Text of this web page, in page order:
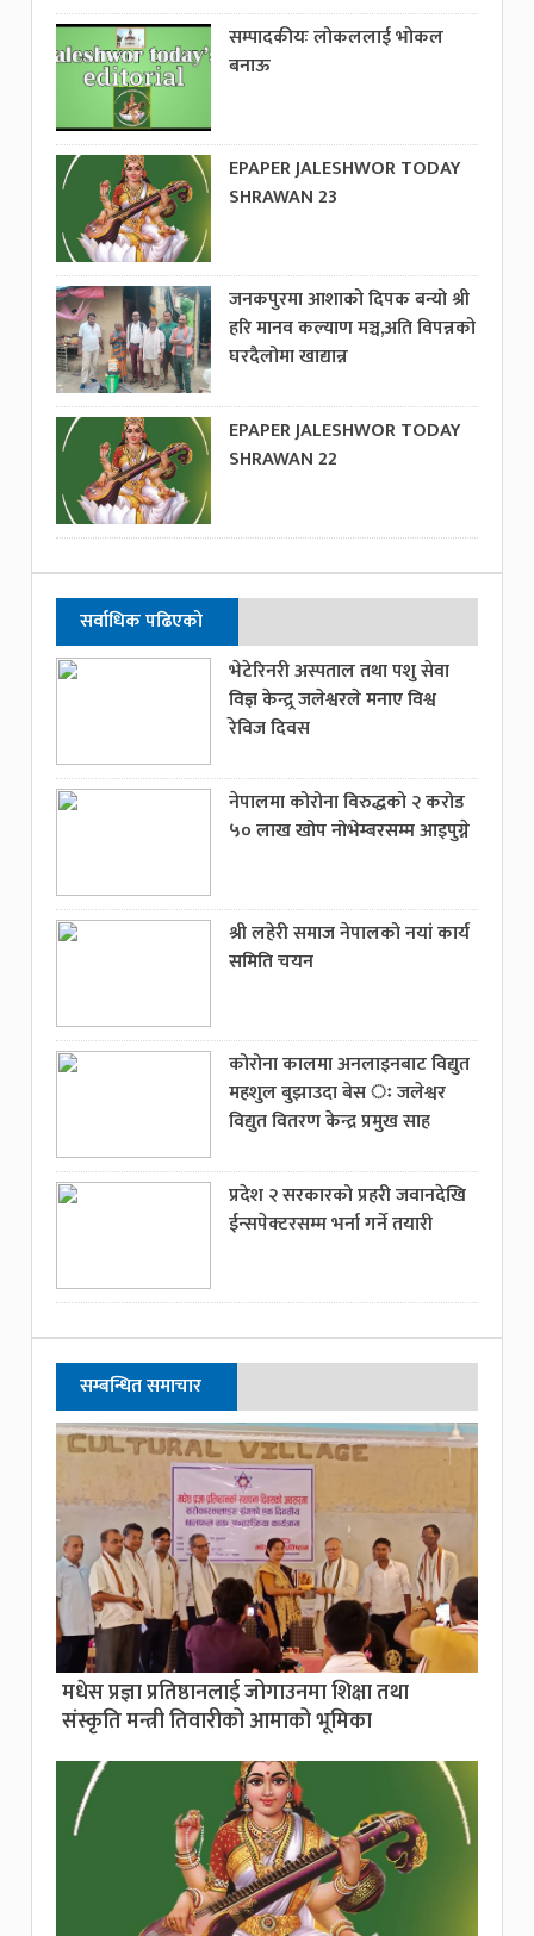
सम्पादकीयः लोकललाई भोकल
बनाऊ
EPAPER JALESHWOR TODAY
SHRAWAN 23
जनकपुरमा आशाको दिपक बन्यो श्री
हरि मानव कल्याण मञ्च,अति विपन्नको
घरदैलोमा खाद्यान्न
EPAPER JALESHWOR TODAY
SHRAWAN 22
सर्वाधिक पढिएको
भेटेरिनरी अस्पताल तथा पशु सेवा
विज्ञ केन्द्र्र जलेश्वरले मनाए विश्व
रेविज दिवस
नेपालमा कोरोना विरुद्धको २ करोड
५० लाख खोप नोभेम्बरसम्म आइपुग्ने
श्री लहेरी समाज नेपालको नयां कार्य
समिति चयन
कोरोना कालमा अनलाइनबाट विद्युत
महशुल बुझाउदा बेस ः जलेश्वर
विद्युत वितरण केन्द्र प्रमुख साह
प्रदेश २ सरकारको प्रहरी जवानदेखि
ईन्सपेक्टरसम्म भर्ना गर्ने तयारी
सम्बन्धित समाचार
मधेस प्रज्ञा प्रतिष्ठानलाई जोगाउनमा शिक्षा तथा
संस्कृति मन्त्री तिवारीको आमाको भूमिका